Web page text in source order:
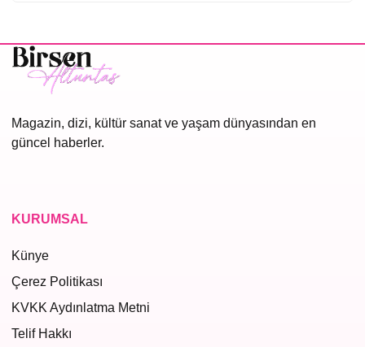
Magazin, dizi, kültür sanat ve yaşam dünyasından en
güncel haberler.
KURUMSAL
Künye
Çerez Politikası
KVKK Aydınlatma Metni
Telif Hakkı